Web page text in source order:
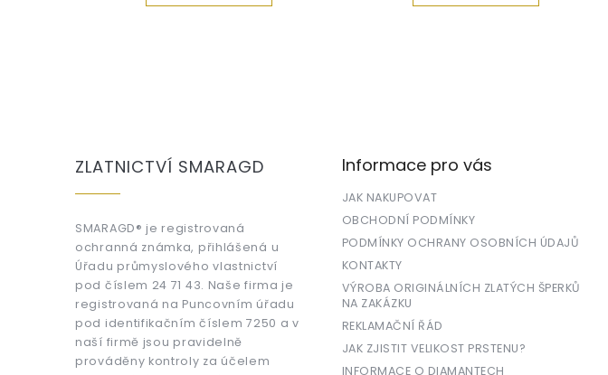
ZLATNICTVÍ SMARAGD
SMARAGD® je registrovaná
ochranná známka, přihlášená u
Úřadu průmyslového vlastnictví
pod číslem 24 71 43. Naše firma je
registrovaná na Puncovním úřadu
pod identifikačním číslem 7250 a v
naší firmě jsou pravidelně
prováděny kontroly za účelem
Informace pro vás
JAK NAKUPOVAT
OBCHODNÍ PODMÍNKY
PODMÍNKY OCHRANY OSOBNÍCH ÚDAJŮ
KONTAKTY
VÝROBA ORIGINÁLNÍCH ZLATÝCH ŠPERKŮ
NA ZAKÁZKU
REKLAMAČNÍ ŘÁD
JAK ZJISTIT VELIKOST PRSTENU?
INFORMACE O DIAMANTECH